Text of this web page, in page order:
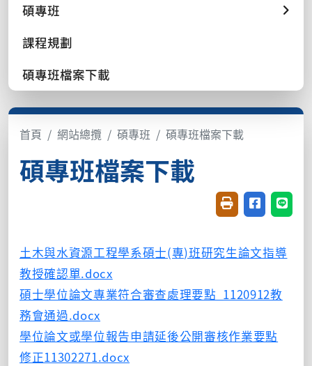
碩專班
課程規劃
碩專班檔案下載
首頁 網站總攬 碩專班 碩專班檔案下載
碩專班檔案下載
友善列印(開新視
分享至臉書
分享
土木與水資源工程學系碩士(專)班研究生論文指導
教授確認單.docx
碩士學位論文專業符合審查處理要點_1120912教
務會通過.docx
學位論文或學位報告申請延後公開審核作業要點
修正11302271.docx